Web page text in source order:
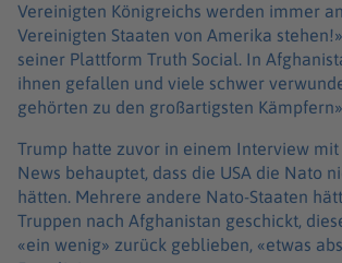
Vereinigten Königreichs werden immer
Vereinigten Staaten von Amerika
seiner Plattform Truth Social. In
ihnen gefallen und viele schwer
gehörten zu den großartigsten
Trump hatte zuvor in einem Interview mit
News behauptet, dass die USA die Nato
hätten. Mehrere andere Nato-Staaten
Truppen nach Afghanistan geschickt,
«ein wenig» zurück geblieben, «etwas